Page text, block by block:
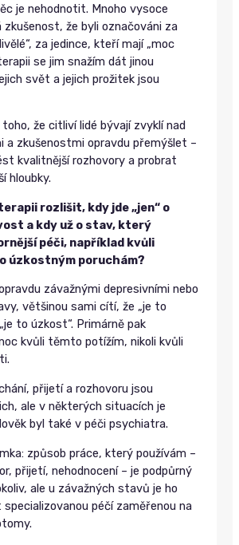
je nehodnotit. Mnoho vysoce
že byli označováni za
za jedince, kteří mají „moc
se jim snažím dát jinou
svět a jejich prožitek jsou
že citliví lidé bývají zvyklí nad
a zkušenostmi opravdu přemýšlet –
kvalitnější rozhovory a probrat
hloubky.
rozlišit, kdy jde „jen“ o
a kdy už o stav, který
péči, například kvůli
úzkostným poruchám?
závažnými depresivními nebo
většinou sami cítí, že „je to
to úzkost“. Primárně pak
kvůli těmto potížím, nikoli kvůli
přijetí a rozhovoru jsou
ale v některých situacích je
byl také v péči psychiatra.
způsob práce, který používám –
přijetí, nehodnocení – je podpůrný
ale u závažných stavů je ho
péčí zaměřenou na